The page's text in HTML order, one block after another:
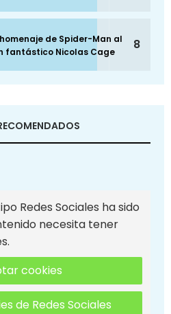
de Spider-Man al
fantástico Nicolas Cage
8
Redes Sociales ha sido
necesita tener
cookies
de Redes Sociales